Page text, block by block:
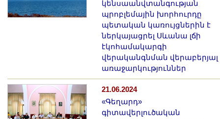
կենսաանվտանգության
պրոբլեմային խորհուրդը
պետական կառույցներին է
ներկայացրել Սևանա լճի
էկոհամակարգի
վերականգնման վերաբերյալ
առաջարկություններ
21.06.2024
«Գեղարդ»
գիտավերլուծական